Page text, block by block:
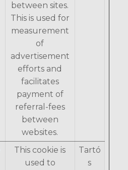
between sites.
This is used for
measurement
of
advertisement
efforts and
facilitates
payment of
referral-fees
between
websites.
This cookie is
used to
Tartó
s